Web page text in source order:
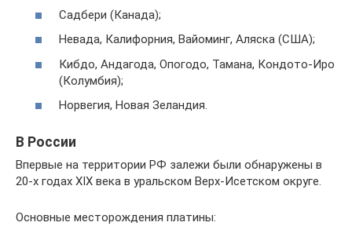
Садбери (Канада);
Невада, Калифорния, Вайоминг, Аляска (США);
Кибдо, Андагода, Опогодо, Тамана, Кондото-Иро
(Колумбия);
Норвегия, Новая Зеландия.
В России
Впервые на территории РФ залежи были обнаружены в
20-х годах XIX века в уральском Верх-Исетском округе.
Основные месторождения платины: